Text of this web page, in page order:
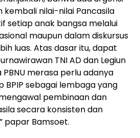
nilai-nilai Pancasila
setiap anak bangsa melalui
maupun dalam diskursus
luas. Atas dasar itu, dapat
TNI AD dan Legiun
merasa perlu adanya
sebagai lembaga yang
pembinaan dan
secara konsisten dan
papar Bamsoet.